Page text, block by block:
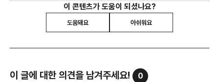
이 콘텐츠가 도움이 되셨나요?
도움돼요 아쉬워요
이 글에 대한 의견을 남겨주세요! 0